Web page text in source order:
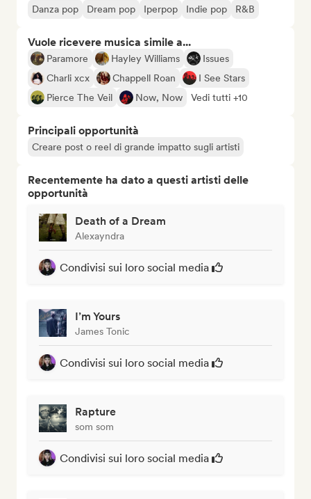
Danza pop Dream pop Iperpop Indie pop R&B
Vuole ricevere musica simile a...
Paramore Hayley Williams
Issues
Charli xcx
Chappell Roan
I See Stars
Pierce The Veil
Now, Now Vedi tutti +10
Principali opportunità
Creare post o reel di grande impatto sugli artisti
Recentemente ha dato a questi artisti delle
opportunità
Death of a Dream
Alexayndra
Condivisi sui loro social media
I’m Yours
James Tonic
Condivisi sui loro social media
Rapture
som som
Condivisi sui loro social media